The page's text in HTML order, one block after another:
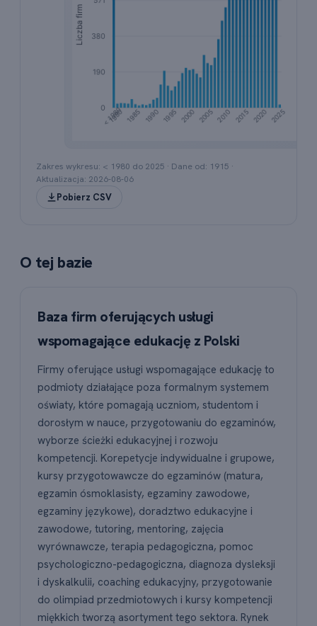
Zakres wykresu: < 1980 do 2025 · Dane od: 1915 ·
Aktualizacja: 2026-08-06
Pobierz CSV
O tej bazie
Baza firm oferujących usługi
wspomagające edukację z Polski
Firmy oferujące usługi wspomagające edukację to
podmioty działające poza formalnym systemem
oświaty, które pomagają uczniom, studentom i
dorosłym w nauce, przygotowaniu do egzaminów,
wyborze ścieżki edukacyjnej i rozwoju
kompetencji. Korepetycje indywidualne i grupowe,
kursy przygotowawcze do egzaminów (matura,
egzamin ósmoklasisty, egzaminy zawodowe,
egzaminy językowe), doradztwo edukacyjne i
zawodowe, tutoring, mentoring, zajęcia
wyrównawcze, terapia pedagogiczna, pomoc
psychologiczno-pedagogiczna, diagnoza dysleksji
i dyskalkulii, coaching edukacyjny, przygotowanie
do olimpiad przedmiotowych i kursy kompetencji
miękkich tworzą asortyment tego sektora. Rynek